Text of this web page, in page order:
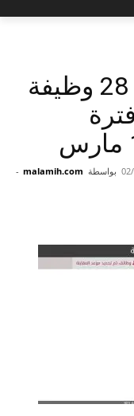
المنافسة على شغل 28 وظيفة
بواسطة malamih.com
-